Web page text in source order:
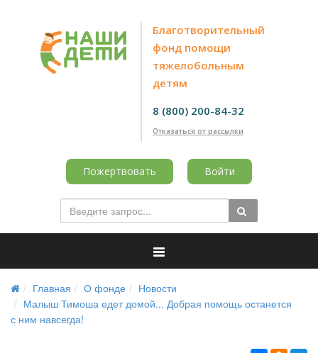
Благотворительный
фонд помощи
тяжелобольным
детям
8 (800) 200-84-32
Отказаться от рассылки
Пожертвовать Войти
Главная О фонде
Новости
Малыш Тимоша едет домой... Добрая помощь останется
с ним навсегда!